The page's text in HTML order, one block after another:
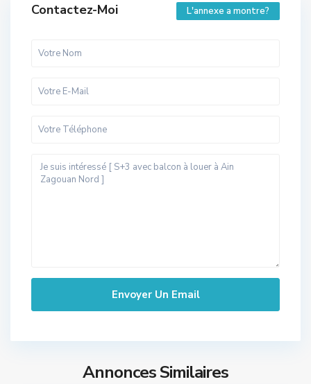
Contactez-Moi L'annexe a montre?
Annonces Similaires